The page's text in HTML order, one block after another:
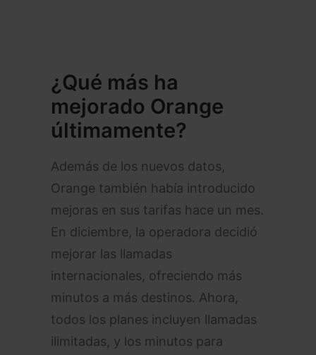
¿Qué más ha
mejorado Orange
últimamente?
Además de los nuevos datos,
Orange también había introducido
mejoras en sus tarifas hace un mes.
En diciembre, la operadora decidió
mejorar las llamadas
internacionales, ofreciendo más
minutos a más destinos. Ahora,
todos los planes incluyen llamadas
ilimitadas, y los minutos para